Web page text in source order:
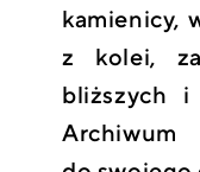
kamienicy,
z kolei,
bliższych i